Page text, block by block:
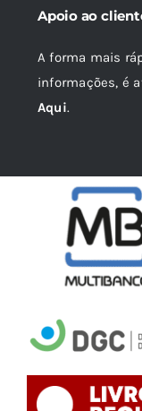
Apoio ao
A forma mais
informações, é
Aqui.